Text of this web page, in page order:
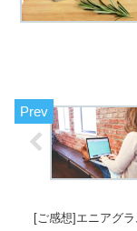
[ご感想]エニアグ